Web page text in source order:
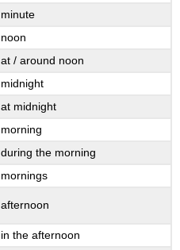
minute
noon
at / around noon
midnight
at midnight
morning
during the morning
mornings
afternoon
in the afternoon